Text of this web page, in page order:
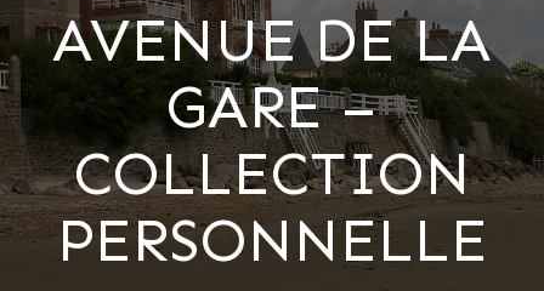
AVENUE DE LA
GARE –
COLLECTION
PERSONNELLE